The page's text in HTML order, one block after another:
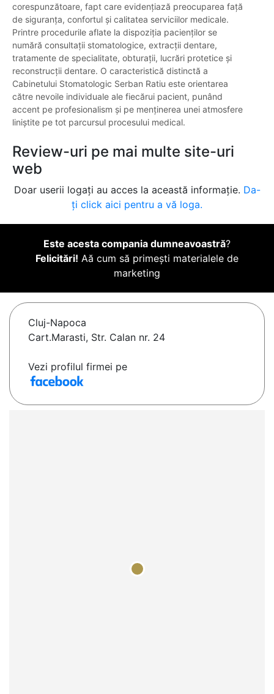
corespunzătoare, fapt care evidențiază preocuparea față
de siguranța, confortul și calitatea serviciilor medicale.
Printre procedurile aflate la dispoziția pacienților se
numără consultații stomatologice, extracții dentare,
tratamente de specialitate, obturații, lucrări protetice și
reconstrucții dentare. O caracteristică distinctă a
Cabinetului Stomatologic Serban Ratiu este orientarea
către nevoile individuale ale fiecărui pacient, punând
accent pe profesionalism și pe menținerea unei atmosfere
liniștite pe tot parcursul procesului medical.
Review-uri pe mai multe site-uri
web
Doar userii logați au acces la această informație. Da-
ți click aici pentru a vă loga.
Este acesta compania dumneavoastră?
Felicitări! Aă cum să primești materialele de
marketing
Cluj-Napoca
Cart.Marasti, Str. Calan nr. 24
Vezi profilul firmei pe